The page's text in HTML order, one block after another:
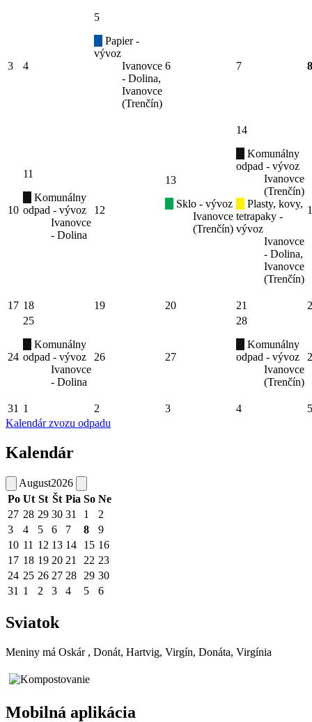
3 4
5
Papier -
vývoz
Ivanovce
- Dolina,
Ivanovce
(Trenčín)
6 7 8
10
11
Komunálny
odpad - vývoz
Ivanovce
- Dolina
12
13
Sklo - vývoz
Ivanovce
(Trenčín)
14
Komunálny
odpad - vývoz
Ivanovce
(Trenčín)
Plasty, kovy,
tetrapaky -
vývoz
Ivanovce
- Dolina,
Ivanovce
(Trenčín)
17 18 19 20 21
24
25
Komunálny
odpad - vývoz
Ivanovce
- Dolina
26 27
28
Komunálny
odpad - vývoz
Ivanovce
(Trenčín)
31 1 2 3 4
5
Kalendár zvozu odpadu
Kalendár
August2026
Po Ut St Št Pia So Ne
27 28 29 30 31 1
2
3
4 5 6 7 8
9
10 11 12 13 14 15 16
17 18 19 20 21 22 23
24 25 26 27 28 29 30
31 1 2 3 4 5 6
Sviatok
Meniny má Oskár , Donát, Hartvig, Virgín, Donáta, Virgínia
Mobilná aplikácia